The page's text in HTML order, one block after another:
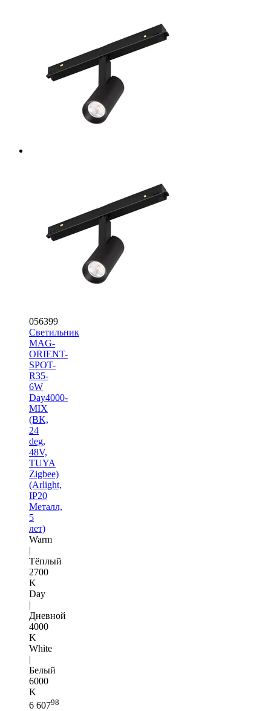
056399
Светильник
MAG-
ORIENT-
SPOT-
R35-
6W
Day4000-
MIX
(BK,
24
deg,
48V,
TUYA
Zigbee)
(Arlight,
IP20
Металл,
5
лет)
Warm
|
Тёплый
2700
K
Day
|
Дневной
4000
K
White
|
Белый
6000
K
6 60798